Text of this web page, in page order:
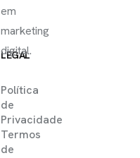
LEGAL
Política
de
Privacidade
Termos
de
em
marketing
digital.